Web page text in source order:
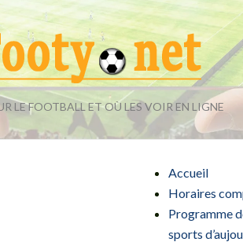
LE FOOTBALL ET OÙ LES VOIR EN LIGNE
Accueil
Horaires
Programme
sports